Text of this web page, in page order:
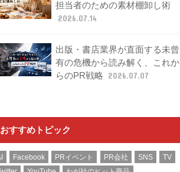
担当者のための素材棚卸し術
2026.07.14
出版・書店業界が直面する未曾
有の危機から読み解く、これか
らのPR戦略
2026.07.07
おすすめトピック
Facebook PRイベント PR会社 SNS
TV